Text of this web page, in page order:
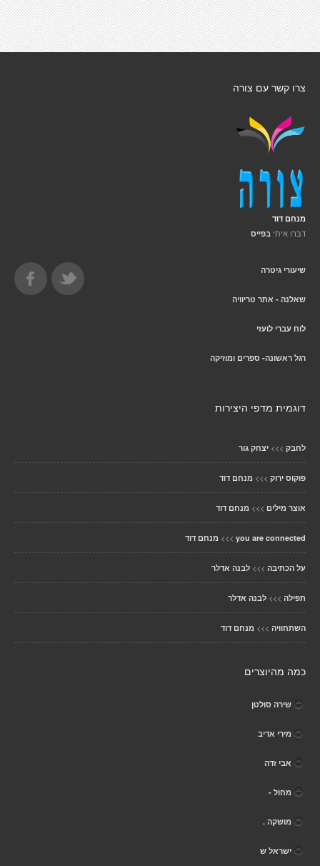
צרו קשר עם צורה
מנחם דוד
דברו איתי בפייס
שיעורי גיטרה
שאלנה - אתר טריוויה
לוח עברי לועזי
רגל ראשונה- ספרים ומוזיקה
דוגמית מדפי היצירות
לחבק >>> יצחק גור
פוקוס ירוק >>> מנחם דוד
אוצר מילים >>> מנחם דוד
you are connected
>>> מנחם דוד
על הכתיבה >>> לבנה אדלר
תפילה >>> לבנה אדלר
השתחוויה >>> מנחם דוד
כמה מהיוצרים
שירה סולטן
מירי אדיב
אבי זדה
מחוֹל -
מושקה .
ישראל ש